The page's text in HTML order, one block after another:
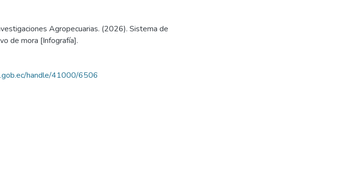
Agropecuarias. (2026). Sistema de
de mora [Infografía].
handle/41000/6506